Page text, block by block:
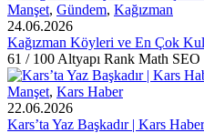
Manşet, Gündem, Kağızman
24.06.2026
Kağızman Köyleri ve En Çok
61 / 100 Altyapı Rank Math SEO
Manşet, Kars Haber
22.06.2026
Kars’ta Yaz Başkadır | Kars Haber